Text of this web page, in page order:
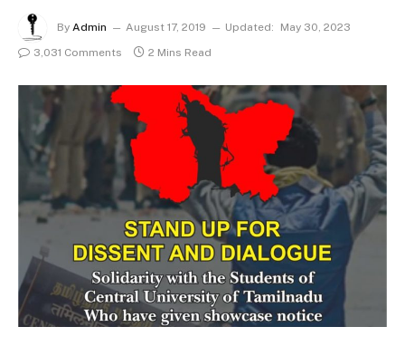
By Admin August 17, 2019 Updated:
May 30, 2023
3,031 Comments
2 Mins Read